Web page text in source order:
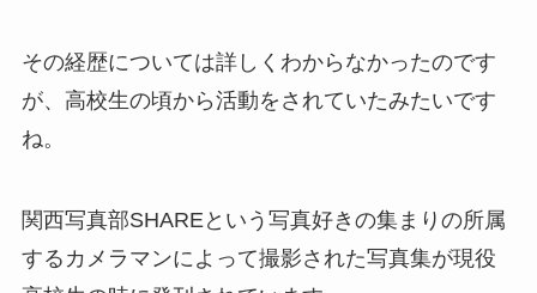
その経歴については詳しくわからなかったのです
が、高校生の頃から活動をされていたみたいです
ね。
関西写真部SHAREという写真好きの集まりの所属
するカメラマンによって撮影された写真集が現役